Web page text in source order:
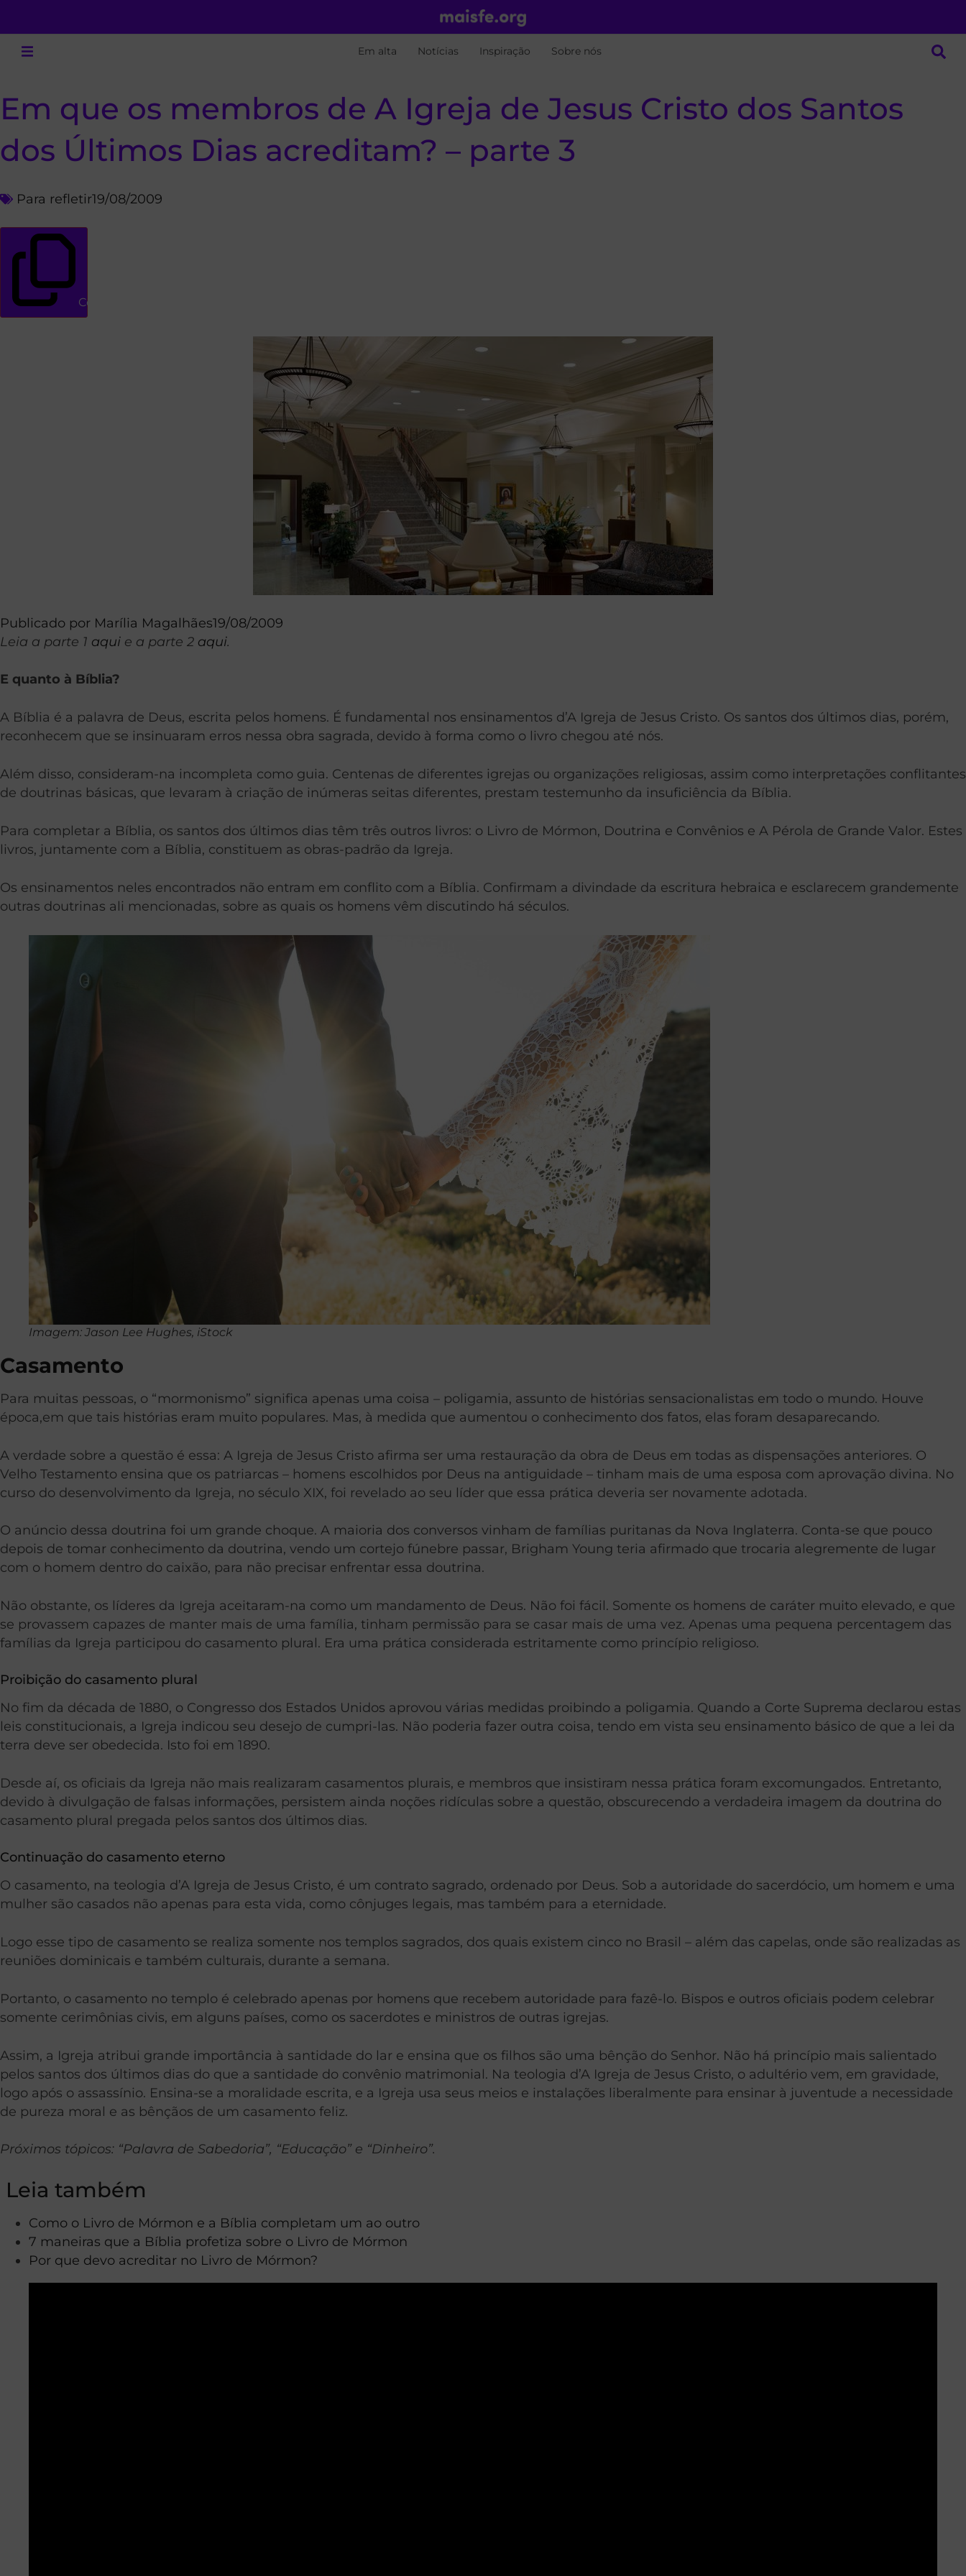
Em alta Notícias Inspiração Sobre nós
Em que os membros de A Igreja de Jesus Cristo dos Santos
dos Últimos Dias acreditam? – parte 3
Para refletir19/08/2009
Copiar link
Publicado por Marília Magalhães19/08/2009
Leia a parte 1 aqui e a parte 2 aqui.
E quanto à Bíblia?
A Bíblia é a palavra de Deus, escrita pelos homens. É fundamental nos ensinamentos d’A Igreja de Jesus Cristo. Os santos dos últimos dias, porém,
reconhecem que se insinuaram erros nessa obra sagrada, devido à forma como o livro chegou até nós.
Além disso, consideram-na incompleta como guia. Centenas de diferentes igrejas ou organizações religiosas, assim como interpretações conflitantes
de doutrinas básicas, que levaram à criação de inúmeras seitas diferentes, prestam testemunho da insuficiência da Bíblia.
Para completar a Bíblia, os santos dos últimos dias têm três outros livros: o Livro de Mórmon, Doutrina e Convênios e A Pérola de Grande Valor. Estes
livros, juntamente com a Bíblia, constituem as obras-padrão da Igreja.
Os ensinamentos neles encontrados não entram em conflito com a Bíblia. Confirmam a divindade da escritura hebraica e esclarecem grandemente
outras doutrinas ali mencionadas, sobre as quais os homens vêm discutindo há séculos.
Imagem: Jason Lee Hughes, iStock
Casamento
Para muitas pessoas, o “mormonismo” significa apenas uma coisa – poligamia, assunto de histórias sensacionalistas em todo o mundo. Houve
época,em que tais histórias eram muito populares. Mas, à medida que aumentou o conhecimento dos fatos, elas foram desaparecando.
A verdade sobre a questão é essa: A Igreja de Jesus Cristo afirma ser uma restauração da obra de Deus em todas as dispensações anteriores. O
Velho Testamento ensina que os patriarcas – homens escolhidos por Deus na antiguidade – tinham mais de uma esposa com aprovação divina. No
curso do desenvolvimento da Igreja, no século XIX, foi revelado ao seu líder que essa prática deveria ser novamente adotada.
O anúncio dessa doutrina foi um grande choque. A maioria dos conversos vinham de famílias puritanas da Nova Inglaterra. Conta-se que pouco
depois de tomar conhecimento da doutrina, vendo um cortejo fúnebre passar, Brigham Young teria afirmado que trocaria alegremente de lugar
com o homem dentro do caixão, para não precisar enfrentar essa doutrina.
Não obstante, os líderes da Igreja aceitaram-na como um mandamento de Deus. Não foi fácil. Somente os homens de caráter muito elevado, e que
se provassem capazes de manter mais de uma família, tinham permissão para se casar mais de uma vez. Apenas uma pequena percentagem das
famílias da Igreja participou do casamento plural. Era uma prática considerada estritamente como princípio religioso.
Proibição do casamento plural
No fim da década de 1880, o Congresso dos Estados Unidos aprovou várias medidas proibindo a poligamia. Quando a Corte Suprema declarou estas
leis constitucionais, a Igreja indicou seu desejo de cumpri-las. Não poderia fazer outra coisa, tendo em vista seu ensinamento básico de que a lei da
terra deve ser obedecida. Isto foi em 1890.
Desde aí, os oficiais da Igreja não mais realizaram casamentos plurais, e membros que insistiram nessa prática foram excomungados. Entretanto,
devido à divulgação de falsas informações, persistem ainda noções ridículas sobre a questão, obscurecendo a verdadeira imagem da doutrina do
casamento plural pregada pelos santos dos últimos dias.
Continuação do casamento eterno
O casamento, na teologia d’A Igreja de Jesus Cristo, é um contrato sagrado, ordenado por Deus. Sob a autoridade do sacerdócio, um homem e uma
mulher são casados não apenas para esta vida, como cônjuges legais, mas também para a eternidade.
Logo esse tipo de casamento se realiza somente nos templos sagrados, dos quais existem cinco no Brasil – além das capelas, onde são realizadas as
reuniões dominicais e também culturais, durante a semana.
Portanto, o casamento no templo é celebrado apenas por homens que recebem autoridade para fazê-lo. Bispos e outros oficiais podem celebrar
somente cerimônias civis, em alguns países, como os sacerdotes e ministros de outras igrejas.
Assim, a Igreja atribui grande importância à santidade do lar e ensina que os filhos são uma bênção do Senhor. Não há princípio mais salientado
pelos santos dos últimos dias do que a santidade do convênio matrimonial. Na teologia d’A Igreja de Jesus Cristo, o adultério vem, em gravidade,
logo após o assassínio. Ensina-se a moralidade escrita, e a Igreja usa seus meios e instalações liberalmente para ensinar à juventude a necessidade
de pureza moral e as bênçãos de um casamento feliz.
Próximos tópicos: “Palavra de Sabedoria”, “Educação” e “Dinheiro”.
Leia também
Como o Livro de Mórmon e a Bíblia completam um ao outro
7 maneiras que a Bíblia profetiza sobre o Livro de Mórmon
Por que devo acreditar no Livro de Mórmon?